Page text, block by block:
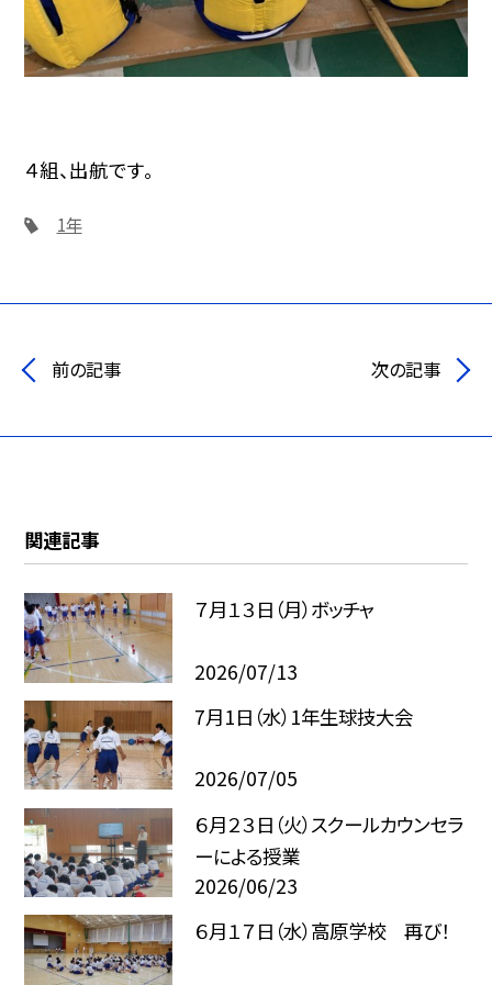
４組、出航です。
1年
前の記事 次の記事
関連記事
７月１３日（月）ボッチャ
2026/07/13
7月1日（水）1年生球技大会
2026/07/05
６月２３日（火）スクールカウンセラ
ーによる授業
2026/06/23
６月１７日（水）高原学校 再び！